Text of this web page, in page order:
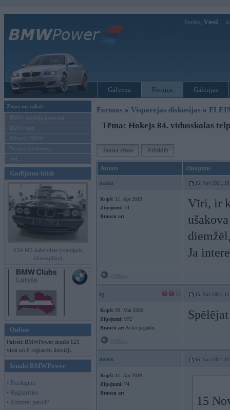
Sveiks, Viesi!
Galvenā Forums Galerijas
Ziņas un raksti
BMW modeļu jaunumi
BMW testi
Mēneša BMW
Sērijveida tūnings
Vel...
Gadījuma bilde
E34 M5 kabriolets (vienīgais
eksemplārs)
Online
Pašreiz BMWPower skatās 121
viesi un 6 reģistrēti lietotāji.
Ienākt BMWPower
• Pieslēgties
• Reģistrēties
• Aizmirsi paroli?
Forums » Vispārējās diskusijas »
Tēma: Hokejs 84. vidusskolas
Jauna tēma Atbildēt
Autors Ziņojums
aaaa 15. Nov 2021,
Kopš: 11. Apr 2019
Ziņojumi: 74
Braucu ar:
Vīri, ir
Ja
tg 15. Nov 2021,
Kopš: 09. Mar 2009
Ziņojumi: 972
Braucu ar: Ar ko pagadās
aaaa 15. Nov 2021,
Kopš: 11. Apr 2019
Ziņojumi: 74
Braucu ar:
15